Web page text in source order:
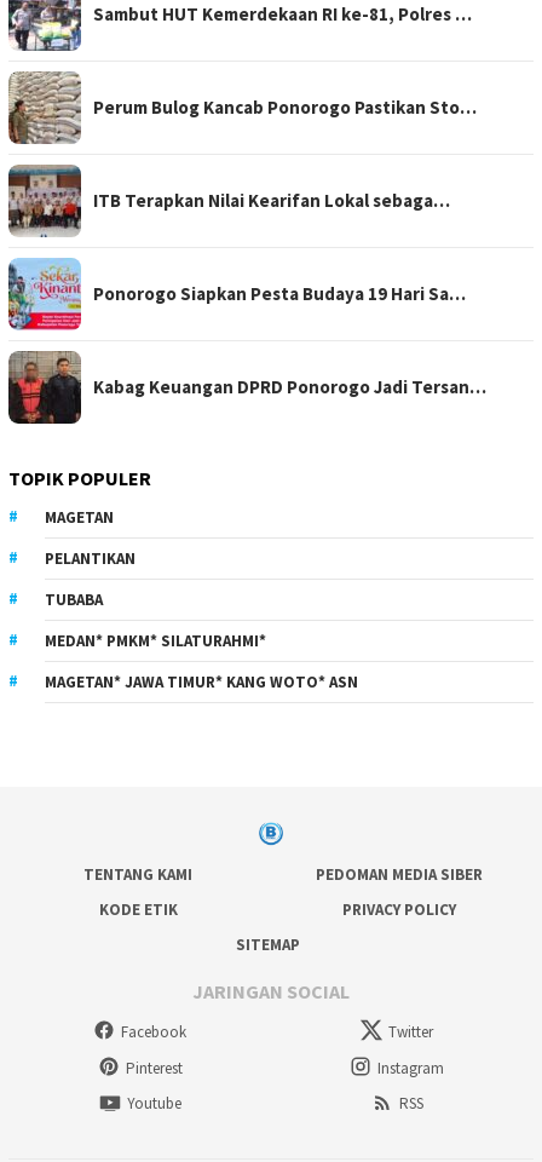
Sambut HUT Kemerdekaan RI ke-81, Polres …
Perum Bulog Kancab Ponorogo Pastikan Sto…
ITB Terapkan Nilai Kearifan Lokal sebaga…
Ponorogo Siapkan Pesta Budaya 19 Hari Sa…
Kabag Keuangan DPRD Ponorogo Jadi Tersan…
TOPIK POPULER
MAGETAN
PELANTIKAN
TUBABA
MEDAN* PMKM* SILATURAHMI*
MAGETAN* JAWA TIMUR* KANG WOTO* ASN
TENTANG KAMI
PEDOMAN MEDIA SIBER
KODE ETIK
PRIVACY POLICY
SITEMAP
JARINGAN SOCIAL
Facebook
Twitter
Pinterest
Instagram
Youtube
RSS